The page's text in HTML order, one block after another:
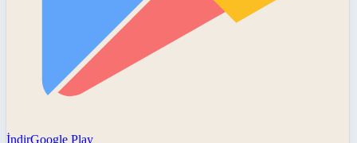
İndirGoogle Play